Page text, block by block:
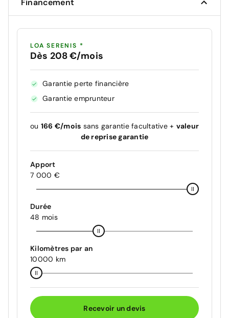
Financement
LOA SERENIS *
Dès 208 €/mois
Garantie perte financière
Garantie emprunteur
ou 166 €/mois sans garantie facultative + valeur
de reprise garantie
Apport
7 000 €
Durée
48 mois
Kilomètres par an
10000 km
Recevoir un devis